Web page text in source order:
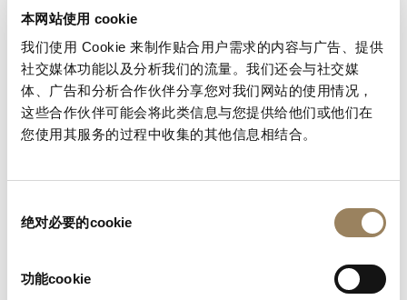
本网站使用 cookie
我们使用 Cookie 来制作贴合用户需求的内容与广告、提供
社交媒体功能以及分析我们的流量。我们还会与社交媒
体、广告和分析合作伙伴分享您对我们网站的使用情况，
这些合作伙伴可能会将此类信息与您提供给他们或他们在
您使用其服务的过程中收集的其他信息相结合。
绝对必要的cookie
功能cookie
请选择
邮政编码*
首选沟通语言*
电子邮件地址*
您声明您理解并接受在宝玑记录中登记的信息具有永
久性，在任何情况下均不得修改或删除。这些信息仅
用于上述目的。同时，您声明您理解并接受适用于上